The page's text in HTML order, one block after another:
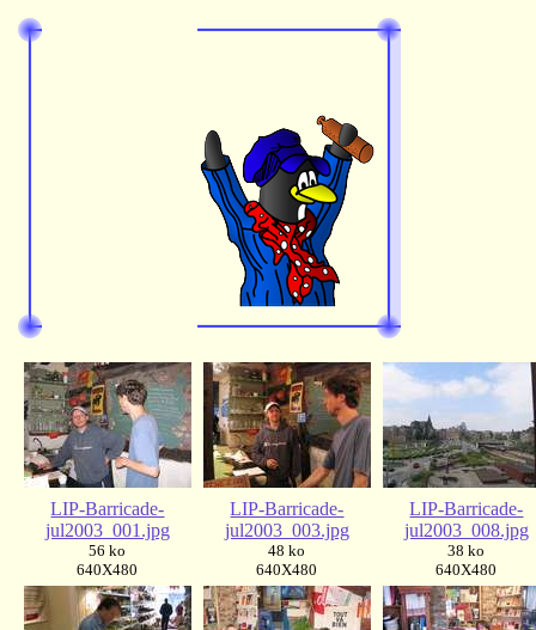
LIP-Barricade-
jul2003_001.jpg
56 ko
640X480
LIP-Barricade-
jul2003_003.jpg
48 ko
640X480
LIP-Barricade-
jul2003_008.jpg
38 ko
640X480